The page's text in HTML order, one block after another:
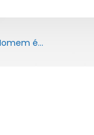
Homem é autuado em flagrante no crime de porte ilegal de arma